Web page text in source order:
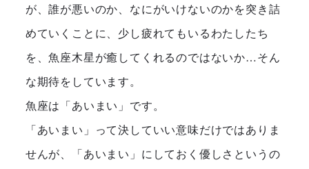
が、誰が悪いのか、なにがいけないのかを突き詰
めていくことに、少し疲れてもいるわたしたち
を、魚座木星が癒してくれるのではないか…そん
な期待をしています。
魚座は「あいまい」です。
「あいまい」って決していい意味だけではありま
せんが、「あいまい」にしておく優しさというの